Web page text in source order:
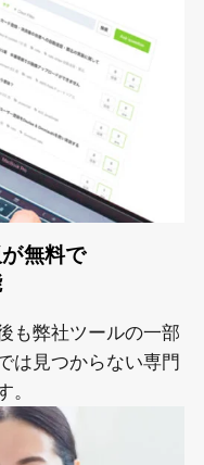
無料で
も弊社ツールの一部
は見つからない専門
。